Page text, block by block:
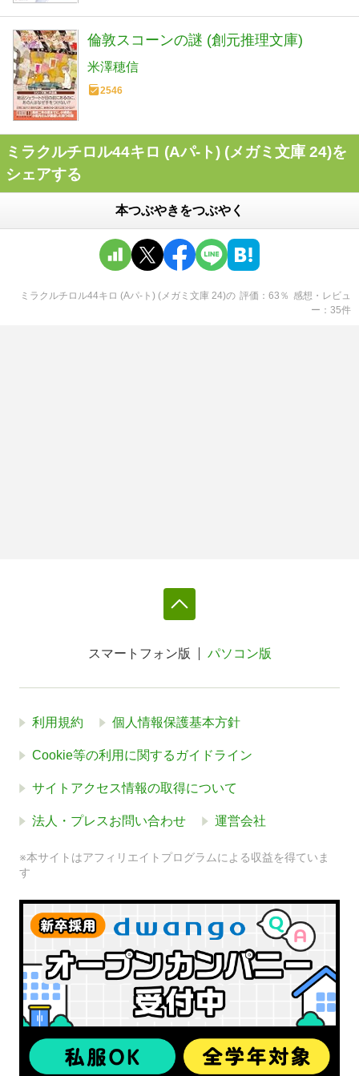
倫敦スコーンの謎 (創元推理文庫)
米澤穂信
2546
ミラクルチロル44キロ (Aパ-ト) (メガミ文庫 24)を
シェアする
本つぶやきをつぶやく
ミラクルチロル44キロ (Aパ-ト) (メガミ文庫 24)の 評価 63 ％ 感想・レビュ
ー
35件
スマートフォン版 パソコン版
利用規約 個人情報保護基本方針
Cookie等の利用に関するガイドライン
サイトアクセス情報の取得について
法人・プレスお問い合わせ 運営会社
※本サイトはアフィリエイトプログラムによる収益を得ていま
す